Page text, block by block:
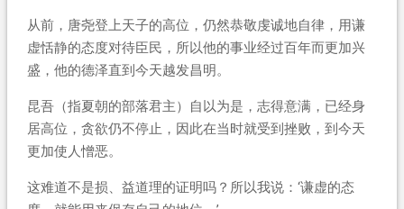
从前，唐尧登上天子的高位，仍然恭敬虔诚地自律，用谦
虚恬静的态度对待臣民，所以他的事业经过百年而更加兴
盛，他的德泽直到今天越发昌明。
昆吾（指夏朝的部落君主）自以为是，志得意满，已经身
居高位，贪欲仍不停止，因此在当时就受到挫败，到今天
更加使人憎恶。
这难道不是损、益道理的证明吗？所以我说：‘谦虚的态